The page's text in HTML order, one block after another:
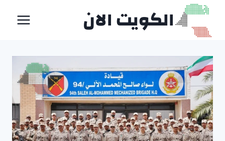
التجاوز
المحتوى
الكويت الان